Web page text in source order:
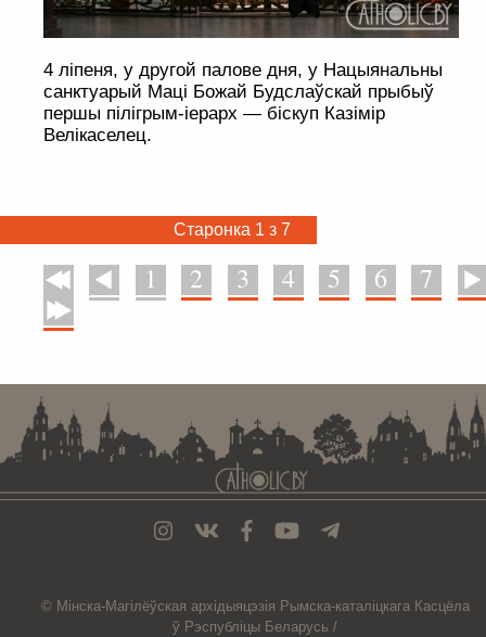
4 ліпеня, у другой палове дня, у Нацыянальны
санктуарый Маці Божай Будслаўскай прыбыў
першы пілігрым-іерарх — біскуп Казімір
Велікаселец.
Старонка 1 з 7
1 2 3 4 5 6 7
© Мiнска-Магiлёўская архiдыяцэзiя Рымска-каталіцкага Касцёла
ў Рэспубліцы Беларусь /